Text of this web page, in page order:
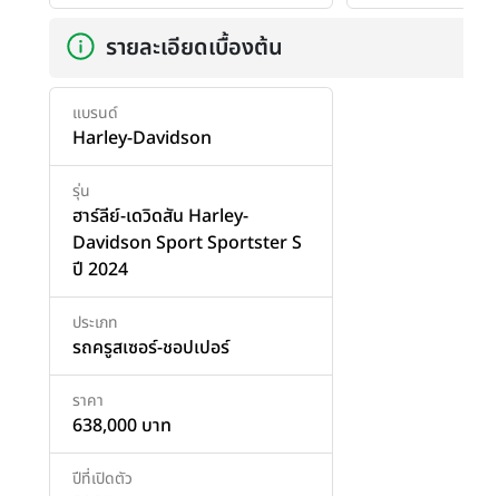
รายละเอียดเบื้องต้น
แบรนด์
Harley-Davidson
รุ่น
ฮาร์ลีย์-เดวิดสัน Harley-
Davidson Sport Sportster S
ปี 2024
ประเภท
รถครูสเซอร์-ชอปเปอร์
ราคา
638,000 บาท
ปีที่เปิดตัว